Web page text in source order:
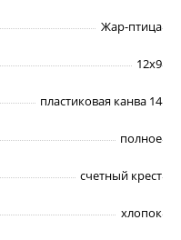
Жар-птица
12х9
пластиковая канва 14
полное
счетный крест
хлопок